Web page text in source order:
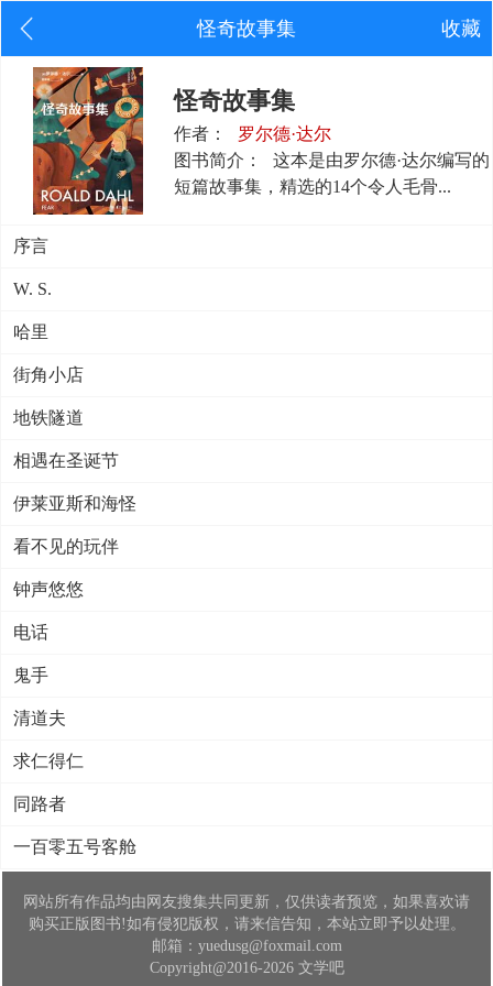
怪奇故事集 收藏
怪奇故事集
作者：
罗尔德·达尔
图书简介：
这本是由罗尔德·达尔编写的
短篇故事集，精选的14个令人毛骨...
序言
W. S.
哈里
街角小店
地铁隧道
相遇在圣诞节
伊莱亚斯和海怪
看不见的玩伴
钟声悠悠
电话
鬼手
清道夫
求仁得仁
同路者
一百零五号客舱
网站所有作品均由网友搜集共同更新，仅供读者预览，如果喜欢请
购买正版图书!如有侵犯版权，请来信告知，本站立即予以处理。
邮箱：yuedusg@foxmail.com
Copyright@2016-2026 文学吧